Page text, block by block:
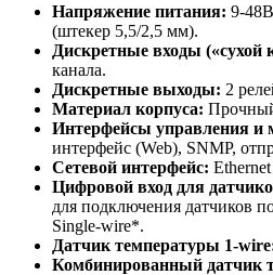
Напряжение питания: 9-
(штекер 5,5/2,5 мм).
Дискретные входы («сухой
канала.
Дискретные выходы: 2
Материал корпуса:
Интерфейсы управления и
интерфейс (Web), SNMP,
Сетевой интерфейс:
Цифровой вход для
для подключения датчиков
Single-wire*.
Датчик температуры 1-
Комбинированный датчик